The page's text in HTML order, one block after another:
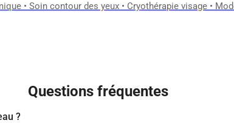
• Soin contour des yeux • Cryothérapie visage •
Questions fréquentes
?